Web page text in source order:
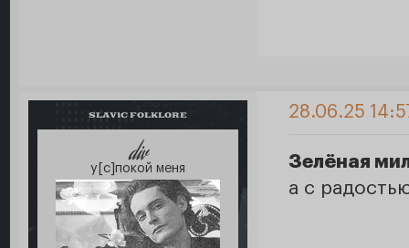
SLAVIC FOLKLORE
div
у[с]покой меня
28.06.25
Зелёная
а с